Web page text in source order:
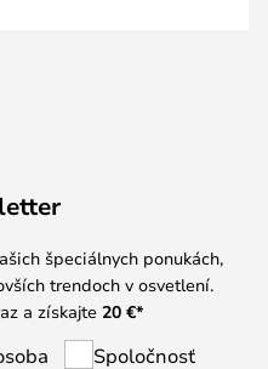
špeciálnych ponukách,
trendoch v osvetlení.
a získajte 20 €*
Spoločnosť